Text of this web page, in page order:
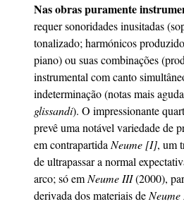
Nas obras puramente
requer sonoridades inusitadas
tonalizado; harmónicos
piano) ou suas combinações
instrumental com canto
indeterminação (notas mais
glissandi). O impressionante
prevê uma notável variedade de
em contrapartidaNeume [I], um
de ultrapassar a normal
arco; só emNeume III(2000),
derivada dos materiais deNeume